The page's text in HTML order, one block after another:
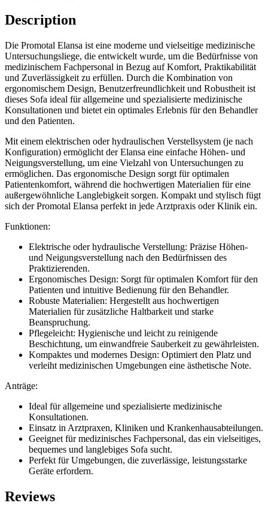
Description
Die Promotal Elansa ist eine moderne und vielseitige medizinische
Untersuchungsliege, die entwickelt wurde, um die Bedürfnisse von
medizinischem Fachpersonal in Bezug auf Komfort, Praktikabilität
und Zuverlässigkeit zu erfüllen. Durch die Kombination von
ergonomischem Design, Benutzerfreundlichkeit und Robustheit ist
dieses Sofa ideal für allgemeine und spezialisierte medizinische
Konsultationen und bietet ein optimales Erlebnis für den Behandler
und den Patienten.
Mit einem elektrischen oder hydraulischen Verstellsystem (je nach
Konfiguration) ermöglicht der Elansa eine einfache Höhen- und
Neigungsverstellung, um eine Vielzahl von Untersuchungen zu
ermöglichen. Das ergonomische Design sorgt für optimalen
Patientenkomfort, während die hochwertigen Materialien für eine
außergewöhnliche Langlebigkeit sorgen. Kompakt und stylisch fügt
sich der Promotal Elansa perfekt in jede Arztpraxis oder Klinik ein.
Funktionen:
Elektrische oder hydraulische Verstellung: Präzise Höhen-
und Neigungsverstellung nach den Bedürfnissen des
Praktizierenden.
Ergonomisches Design: Sorgt für optimalen Komfort für den
Patienten und intuitive Bedienung für den Behandler.
Robuste Materialien: Hergestellt aus hochwertigen
Materialien für zusätzliche Haltbarkeit und starke
Beanspruchung.
Pflegeleicht: Hygienische und leicht zu reinigende
Beschichtung, um einwandfreie Sauberkeit zu gewährleisten.
Kompaktes und modernes Design: Optimiert den Platz und
verleiht medizinischen Umgebungen eine ästhetische Note.
Anträge:
Ideal für allgemeine und spezialisierte medizinische
Konsultationen.
Einsatz in Arztpraxen, Kliniken und Krankenhausabteilungen.
Geeignet für medizinisches Fachpersonal, das ein vielseitiges,
bequemes und langlebiges Sofa sucht.
Perfekt für Umgebungen, die zuverlässige, leistungsstarke
Geräte erfordern.
Reviews